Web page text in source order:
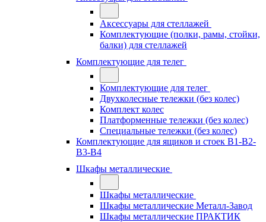
Аксессуары для стеллажей
Комплектующие (полки, рамы, стойки,
балки) для стеллажей
Комплектующие для телег
Комплектующие для телег
Двухколесные тележки (без колес)
Комплект колес
Платформенные тележки (без колес)
Специальные тележки (без колес)
Комплектующие для ящиков и стоек В1-В2-
В3-В4
Шкафы металлические
Шкафы металлические
Шкафы металлические Металл-Завод
Шкафы металлические ПРАКТИК